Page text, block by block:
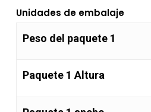
Unidades de embalaje
Peso del paquete 1
Paquete 1 Altura